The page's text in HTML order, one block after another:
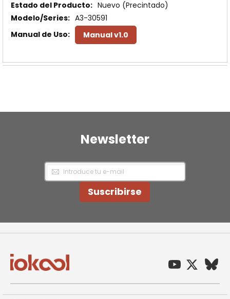
Nuevo (Precintado)
A3-30591
Manual v1.0
Newsletter
Inscríbase
nuestro
Suscribirse